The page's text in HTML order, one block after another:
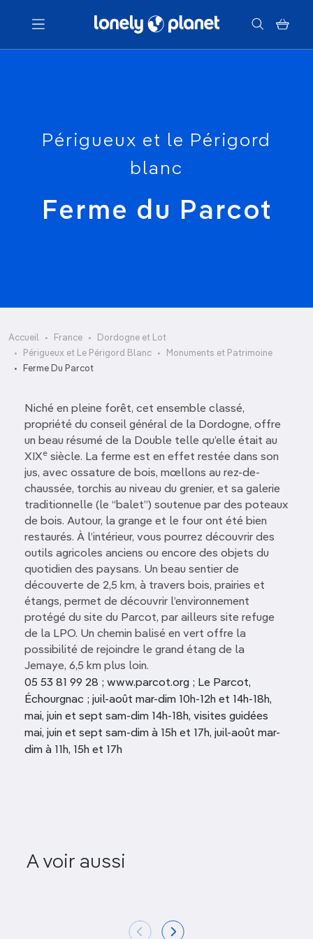
Menu
Périgueux et le Périgord
blanc
Ferme du Parcot
Accueil France
Dordogne et Lot
Périgueux et Le Périgord Blanc
Monuments et Patrimoine
Ferme Du Parcot
Niché en pleine forêt, cet ensemble classé,
propriété du conseil général de la Dordogne, offre
un beau résumé de la Double telle qu’elle était au
XIXe siècle. La ferme est en effet restée dans son
jus, avec ossature de bois, mœllons au rez-de-
chaussée, torchis au niveau du grenier, et sa galerie
traditionnelle (le “balet”) soutenue par des poteaux
de bois. Autour, la grange et le four ont été bien
restaurés. À l’intérieur, vous pourrez découvrir des
outils agricoles anciens ou encore des objets du
quotidien des paysans. Un beau sentier de
découverte de 2,5 km, à travers bois, prairies et
étangs, permet de découvrir l’environnement
protégé du site du Parcot, par ailleurs site refuge
de la LPO. Un chemin balisé en vert offre la
possibilité de rejoindre le grand étang de la
Jemaye, 6,5 km plus loin.
05 53 81 99 28 ; www.parcot.org ; Le Parcot,
Échourgnac ; juil-août mar-dim 10h-12h et 14h-18h,
mai, juin et sept sam-dim 14h-18h, visites guidées
mai, juin et sept sam-dim à 15h et 17h, juil-août mar-
dim à 11h, 15h et 17h
A voir aussi
la-Cité